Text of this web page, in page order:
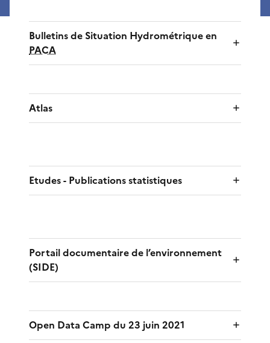
Bulletins de Situation Hydrométrique en
PACA
Atlas
Etudes - Publications statistiques
Portail documentaire de l’environnement
(SIDE)
Open Data Camp du 23 juin 2021